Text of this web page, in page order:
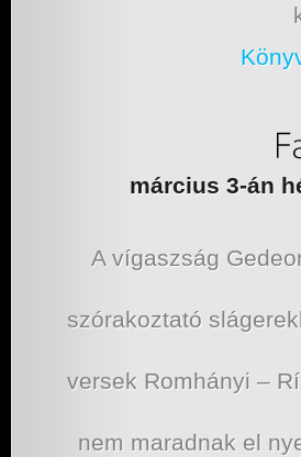
március 3-án
A vígaszság
szórakoztató
versek Romhányi –
nem maradnak el